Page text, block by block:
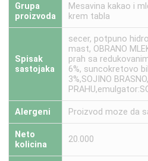
Grupa
proizvoda
Mesavina kakao i
krem tabla
Spisak
sastojaka
secer, potpuno
mast, OBRANO
prah sa
6%, suncokretovo
3%,SOJINO
Alergeni Proizvod moze da
Neto
kolicina
20.000